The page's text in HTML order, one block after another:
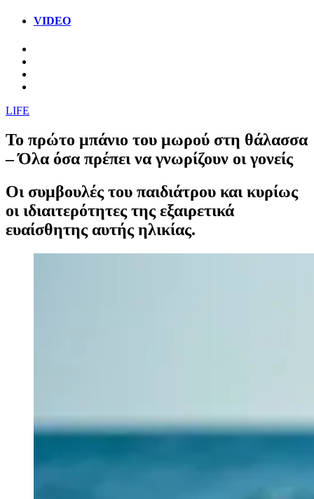
VIDEO
LIFE
Το πρώτο μπάνιο του μωρού στη θάλασσα
– Όλα όσα πρέπει να γνωρίζουν οι γονείς
Οι συμβουλές του παιδιάτρου και κυρίως
οι ιδιαιτερότητες της εξαιρετικά
ευαίσθητης αυτής ηλικίας.